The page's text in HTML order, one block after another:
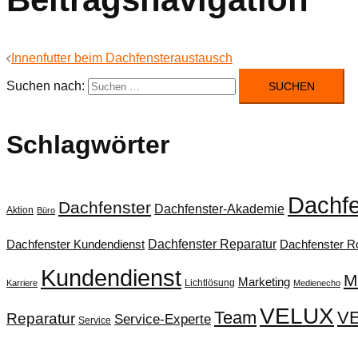
Innenfutter beim Dachfensteraustausch
Suchen nach:
Schlagwörter
Aktion Büro Dachfenster Dachfenster-Akademie
Dachfenster Kundendienst Dachfenster Reparatur Dachfenster
Karriere Kundendienst Lichtlösung Marketing Medienecho
Reparatur Service Service-Experte Team VELUX